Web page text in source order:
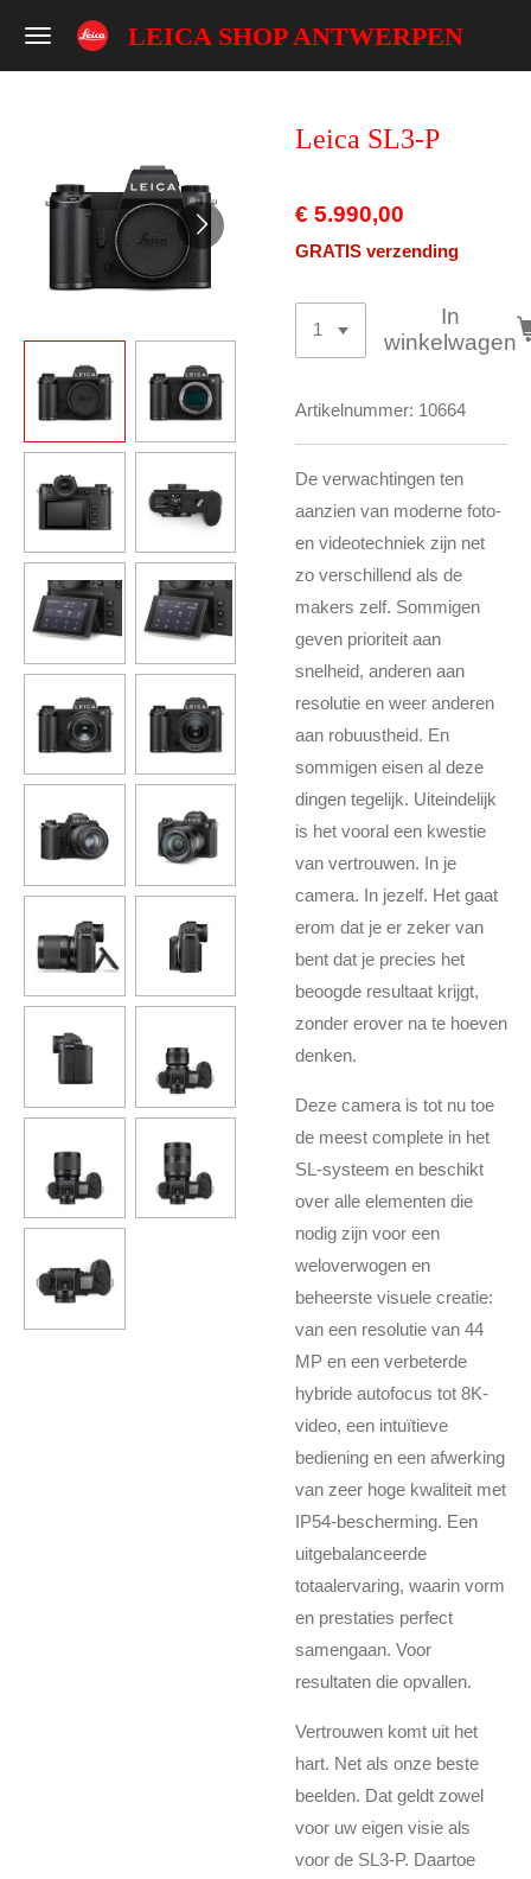
Ga
LEICA SHOP ANTWERPEN
Leica SL3-P
€ 5.990,00
GRATIS verzending
In
winkelwagen
Artikelnummer: 10664
De verwachtingen ten
aanzien van moderne foto-
en videotechniek zijn net
zo verschillend als de
makers zelf. Sommigen
geven prioriteit aan
snelheid, anderen aan
resolutie en weer anderen
aan robuustheid. En
sommigen eisen al deze
dingen tegelijk. Uiteindelijk
is het vooral een kwestie
van vertrouwen. In je
camera. In jezelf. Het gaat
erom dat je er zeker van
bent dat je precies het
beoogde resultaat krijgt,
zonder erover na te hoeven
denken.
Deze camera is tot nu toe
de meest complete in het
SL-systeem en beschikt
over alle elementen die
nodig zijn voor een
weloverwogen en
beheerste visuele creatie:
van een resolutie van 44
MP en een verbeterde
hybride autofocus tot 8K-
video, een intuïtieve
bediening en een afwerking
van zeer hoge kwaliteit met
IP54-bescherming. Een
uitgebalanceerde
totaalervaring, waarin vorm
en prestaties perfect
samengaan. Voor
resultaten die opvallen.
Vertrouwen komt uit het
hart. Net als onze beste
beelden. Dat geldt zowel
voor uw eigen visie als
voor de SL3-P. Daartoe